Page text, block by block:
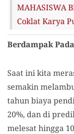
MAHASISWA
Coklat Karya
Berdampak
Saat ini kita
semakin
tahun biaya
20%, dan di
melesat hingga